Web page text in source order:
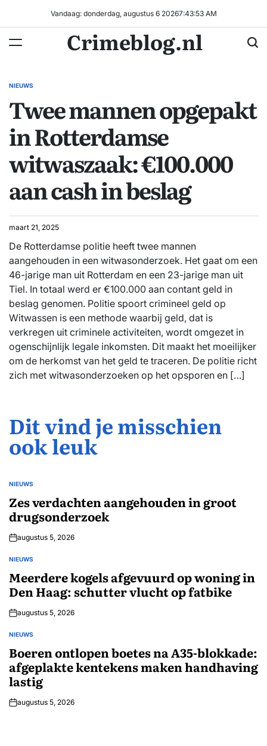
inhoud
Vandaag: donderdag, augustus 6 20267:43:54 AM
Crimeblog.nl
GEPLAATST
NIEUWS
Twee mannen opgepakt
in Rotterdamse
witwaszaak: €100.000
aan cash in beslag
maart 21, 2025
De Rotterdamse politie heeft twee mannen
aangehouden in een witwasonderzoek. Het gaat om een
46-jarige man uit Rotterdam en een 23-jarige man uit
Tiel. In totaal werd er €100.000 aan contant geld in
beslag genomen. Politie spoort crimineel geld op
Witwassen is een methode waarbij geld, dat is
verkregen uit criminele activiteiten, wordt omgezet in
ogenschijnlijk legale inkomsten. Dit maakt het moeilijker
om de herkomst van het geld te traceren. De politie richt
zich met witwasonderzoeken op het opsporen en […]
Dit vind je misschien
ook leuk
GEPLAATST
NIEUWS
Zes verdachten aangehouden in groot
drugsonderzoek
augustus 5, 2026
GEPLAATST
NIEUWS
Meerdere kogels afgevuurd op woning in
Den Haag: schutter vlucht op fatbike
augustus 5, 2026
GEPLAATST
NIEUWS
Boeren ontlopen boetes na A35-blokkade:
afgeplakte kentekens maken handhaving
lastig
augustus 5, 2026